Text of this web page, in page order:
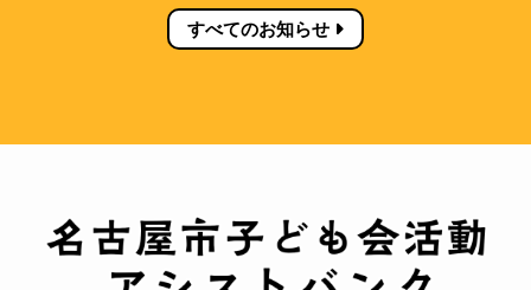
すべてのお知らせ